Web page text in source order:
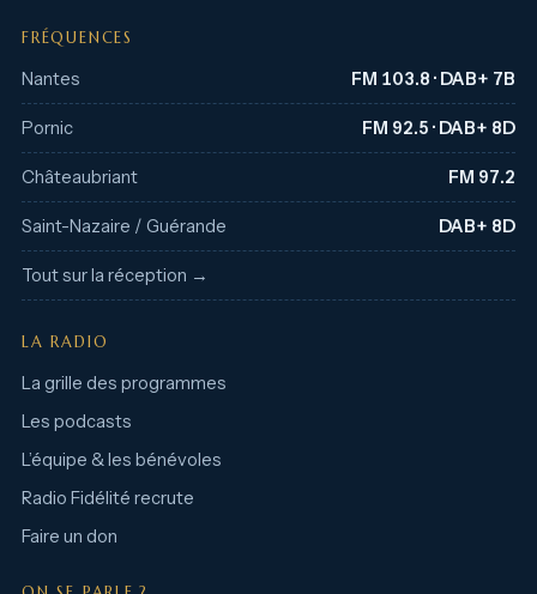
FRÉQUENCES
Nantes FM 103.8 · DAB+ 7B
Pornic FM 92.5 · DAB+ 8D
Châteaubriant FM 97.2
Saint-Nazaire / Guérande DAB+ 8D
Tout sur la réception →
LA RADIO
La grille des programmes
Les podcasts
L’équipe & les bénévoles
Radio Fidélité recrute
Faire un don